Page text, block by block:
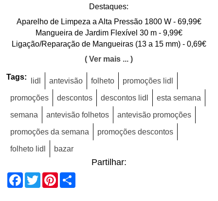
Destaques:
Aparelho de Limpeza a Alta Pressão 1800 W - 69,99€
Mangueira de Jardim Flexível 30 m - 9,99€
Ligação/Reparação de Mangueiras (13 a 15 mm) - 0,69€
( Ver mais ... )
Tags: lidl antevisão folheto promoções lidl
promoções descontos descontos lidl esta semana
semana antevisão folhetos antevisão promoções
promoções da semana promoções descontos
folheto lidl bazar
Partilhar:
Facebook
TwitterPinterest